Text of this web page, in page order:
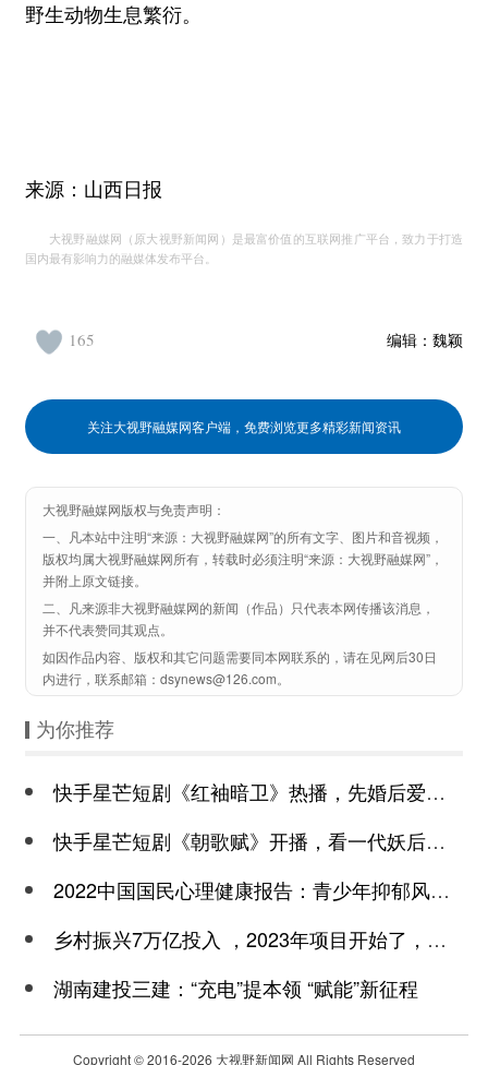
野生动物生息繁衍。
来源：山西日报
大视野融媒网（原大视野新闻网）是最富价值的互联网推广平台，致力于打造
国内最有影响力的融媒体发布平台。
编辑： 魏颖
165
关注大视野融媒网客户端，免费浏览更多精彩新闻资讯
大视野融媒网版权与免责声明：
一、凡本站中注明“来源：大视野融媒网”的所有文字、图片和音视频，
版权均属大视野融媒网所有，转载时必须注明“来源：大视野融媒网”，
并附上原文链接。
二、凡来源非大视野融媒网的新闻（作品）只代表本网传播该消息，
并不代表赞同其观点。
如因作品内容、版权和其它问题需要同本网联系的，请在见网后30日
内进行，联系邮箱：dsynews@126.com。
为你推荐
快手星芒短剧《红袖暗卫》热播，先婚后爱诠释别样浪漫
快手星芒短剧《朝歌赋》开播，看一代妖后与心机皇上极限拉扯
2022中国国民心理健康报告：青少年抑郁风险高于成年
乡村振兴7万亿投入 ，2023年项目开始了，总有一个适合你
湖南建投三建：“充电”提本领 “赋能”新征程
Copyright © 2016-2026 大视野新闻网 All Rights Reserved